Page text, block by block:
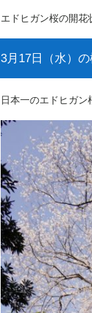
エドヒガン桜の開
3月17日（水）
日本一のエドヒガン